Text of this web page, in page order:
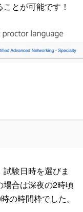
とが可能です！
験日時を選びま
場合は深夜の2時頃
の時間枠でした。